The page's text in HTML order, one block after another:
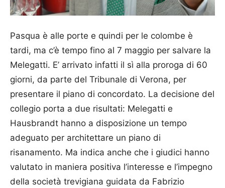
Pasqua è alle porte e quindi per le colombe è
tardi, ma c’è tempo fino al 7 maggio per salvare la
Melegatti. E’ arrivato infatti il sì alla proroga di 60
giorni, da parte del Tribunale di Verona, per
presentare il piano di concordato. La decisione del
collegio porta a due risultati: Melegatti e
Hausbrandt hanno a disposizione un tempo
adeguato per architettare un piano di
risanamento. Ma indica anche che i giudici hanno
valutato in maniera positiva l’interesse e l’impegno
della società trevigiana guidata da Fabrizio